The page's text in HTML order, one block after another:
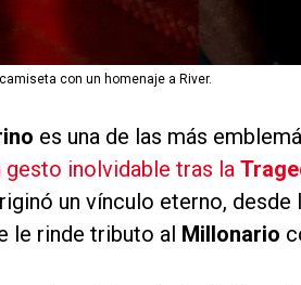
con un homenaje a River.
es una de las más
gesto inolvidable tras la
un vínculo eterno, desde
le rinde tributo al Millonario